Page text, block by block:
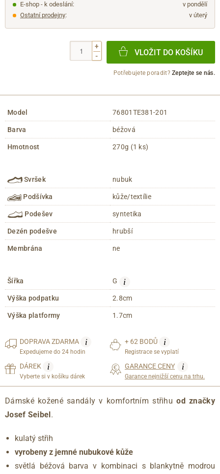
E-shop - k odeslání:
v pondělí
Ostatní prodejny: v úterý
+
-
VLOŽIT DO KOŠÍKU
Potřebujete poradit?Zeptejte se nás.
Model 76801TE381-201
Barva béžová
Hmotnost 270g (1 ks)
Svršek nubuk
Podšívka kůže/textílie
Podešev syntetika
Dezén podešve hrubší
Membrána ne
Šířka G i
Výška podpatku 2.8cm
Výška platformy 1.7cm
DOPRAVAZDARMA i
Expedujeme do 24 hodin
+ 62 BODŮ i
Registrace se vyplatí
DÁREK i
Vyberte si v košíku dárek
GARANCE CENY i
Garance nejnižší cenu na trhu.
Dámské kožené sandály v komfortním střihuod značky
Josef Seibel .
kulatý střih
vyrobeny z jemné nubukové kůže
světlá béžová barva v kombinaci s blankytně modrou